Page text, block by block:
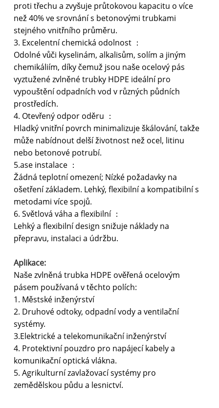
proti třechu a zvyšuje průtokovou kapacitu o více
než 40% ve srovnání s betonovými trubkami
stejného vnitřního průměru.
3. Excelentní chemická odolnost ：
Odolné vůči kyselinám, alkalisům, solím a jiným
chemikáliím, díky čemuž jsou naše ocelový pás
vyztužené zvlněné trubky HDPE ideální pro
vypouštění odpadních vod v různých půdních
prostředích.
4. Otevřený odpor oděru ：
Hladký vnitřní povrch minimalizuje škálování, takže
může nabídnout delší životnost než ocel, litinu
nebo betonové potrubí.
5.ase instalace ：
Žádná teplotní omezení; Nízké požadavky na
ošetření základem. Lehký, flexibilní a kompatibilní s
metodami více spojů.
6. Světlová váha a flexibilní ：
Lehký a flexibilní design snižuje náklady na
přepravu, instalaci a údržbu.
Aplikace:
Naše zvlněná trubka HDPE ověřená ocelovým
pásem používaná v těchto polích:
1. Městské inženýrství
2. Druhové odtoky, odpadní vody a ventilační
systémy.
3.Elektrické a telekomunikační inženýrství
4. Protektivní pouzdro pro napájecí kabely a
komunikační optická vlákna.
5. Agrikulturní zavlažovací systémy pro
zemědělskou půdu a lesnictví.